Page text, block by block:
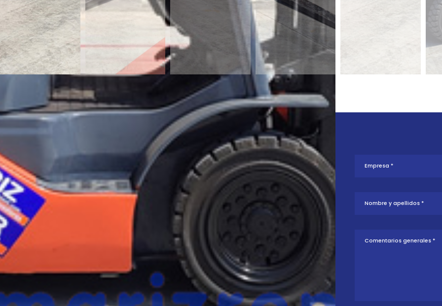
¿Te interesa
esta máquina?
Rellena este formulario y recibiremos tu solicitud sobre esta
máquina para ponernos en contacto directo contigo.
TOYOTA 8FD20